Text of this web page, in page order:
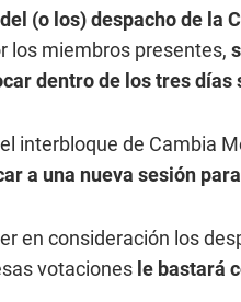
(o los) despacho de la
los miembros presentes,
dentro de los tres
interbloque de Cambia
a una nueva sesión
en consideración los
votaciones le bastará